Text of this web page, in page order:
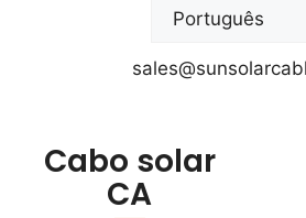
Cabo solar
CA